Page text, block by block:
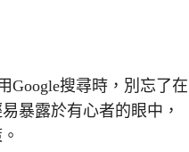
Google搜尋時，別忘了在
暴露於有心者的眼中，